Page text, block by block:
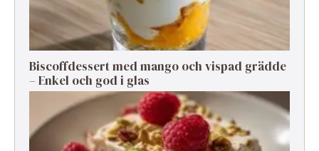
Biscoffdessert med mango och vispad grädde
– Enkel och god i glas